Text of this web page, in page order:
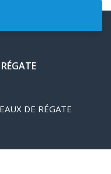
masquer
DE RÉGATE